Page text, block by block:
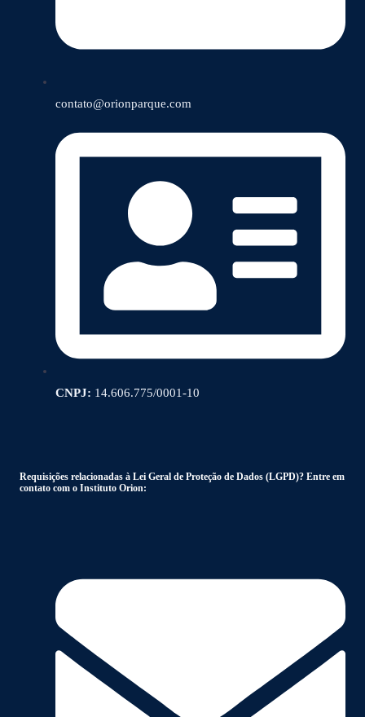
contato@orionparque.com
CNPJ: 14.606.775/0001-10
Requisições relacionadas à Lei Geral de Proteção de Dados (LGPD)? Entre em
contato com o Instituto Orion: